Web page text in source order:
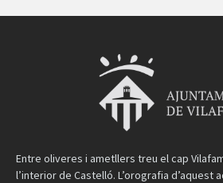
Entre oliveres i ametllers treu el cap
l’interior de Castelló. L’orografia d’aquest